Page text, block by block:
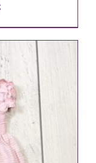
Aktueller
Preis
3,10 €.